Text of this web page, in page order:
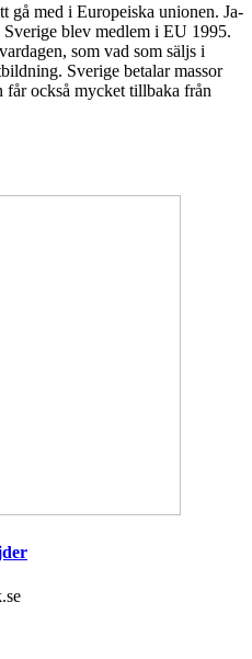
gå med i Europeiska unionen. Ja-
blev medlem i EU 1995.
som vad som säljs i
Sverige betalar massor
får också mycket tillbaka från